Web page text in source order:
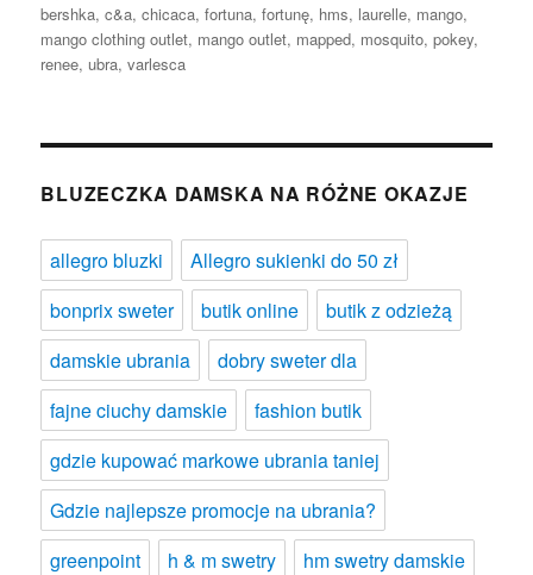
bershka,c&a,chicaca,fortuna,fortunę, hms, laurelle, mango,
mango clothing outlet, mango outlet, mapped, mosquito,pokey,
renee, ubra,varlesca
BLUZECZKA DAMSKA NA RÓŻNE OKAZJE
allegro bluzki
Allegro sukienki do 50 zł
bonprix sweter
butik online
butik z odzieżą
damskie ubrania
dobry sweter dla
fajne ciuchy damskie
fashion butik
gdzie kupować markowe ubrania taniej
Gdzie najlepsze promocje na ubrania?
greenpoint
h & m swetry
hm swetry damskie